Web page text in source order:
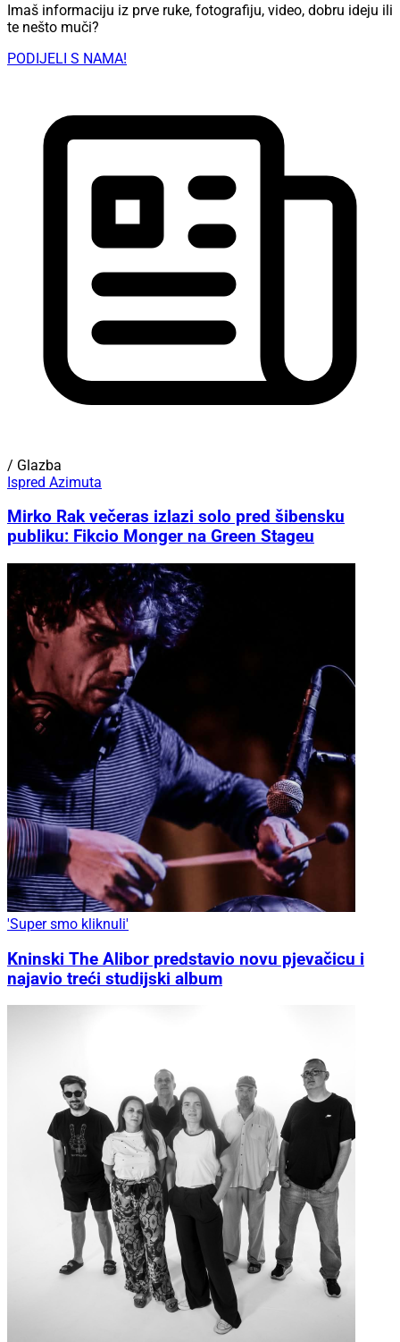
Imaš informaciju iz prve ruke, fotografiju, video, dobru ideju ili
te nešto muči?
PODIJELI S NAMA!
/ Glazba
Ispred Azimuta
Mirko Rak večeras izlazi solo pred šibensku
publiku: Fikcio Monger na Green Stageu
'Super smo kliknuli'
Kninski The Alibor predstavio novu pjevačicu i
najavio treći studijski album